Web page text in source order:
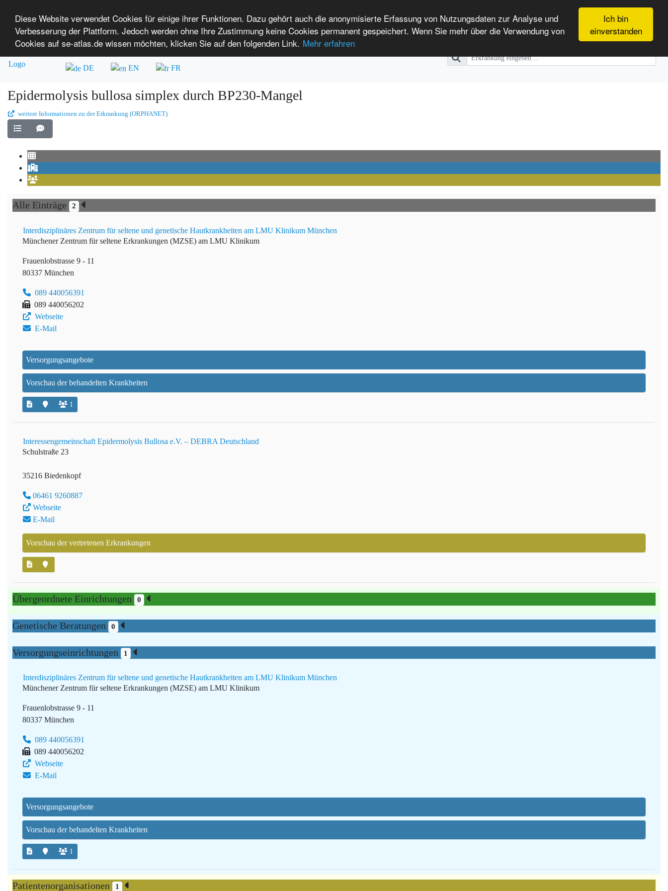
Ich bin
einverstanden
Diese Website verwendet Cookies für einige ihrer Funktionen. Dazu gehört auch die anonymisierte Erfassung von Nutzungsdaten zur Analyse und
Verbesserung der Plattform. Jedoch werden ohne Ihre Zustimmung keine Cookies permanent gespeichert. Wenn Sie mehr über die Verwendung von
Cookies auf se-atlas.de wissen möchten, klicken Sie auf den folgenden Link. Mehr erfahren
SE-ATLAS
Versorgungsatlas für Menschen mit seltenen Erkrankungen
Überblick über Einrichtungen Über uns Anmelden Leichte Sprache International Patients
DE EN FR
Epidermolysis bullosa simplex durch BP230-Mangel
weitere Informationen zu der Erkrankung (ORPHANET)
Alle Einträge 2
Interdisziplinäres Zentrum für seltene und genetische Hautkrankheiten am LMU Klinikum München
Münchener Zentrum für seltene Erkrankungen (MZSE) am LMU Klinikum
Frauenlobstrasse 9 - 11
80337 München
089 440056391
089 440056202
Webseite
E-Mail
Versorgungsangebote
Vorschau der behandelten Krankheiten
1
Interessengemeinschaft Epidermolysis Bullosa e.V. – DEBRA Deutschland
Schulstraße 23
35216 Biedenkopf
06461 9260887
Webseite
E-Mail
Vorschau der vertretenen Erkrankungen
Übergeordnete Einrichtungen 0
Genetische Beratungen 0
Versorgungseinrichtungen 1
Interdisziplinäres Zentrum für seltene und genetische Hautkrankheiten am LMU Klinikum München
Münchener Zentrum für seltene Erkrankungen (MZSE) am LMU Klinikum
Frauenlobstrasse 9 - 11
80337 München
089 440056391
089 440056202
Webseite
E-Mail
Versorgungsangebote
Vorschau der behandelten Krankheiten
1
Patientenorganisationen 1